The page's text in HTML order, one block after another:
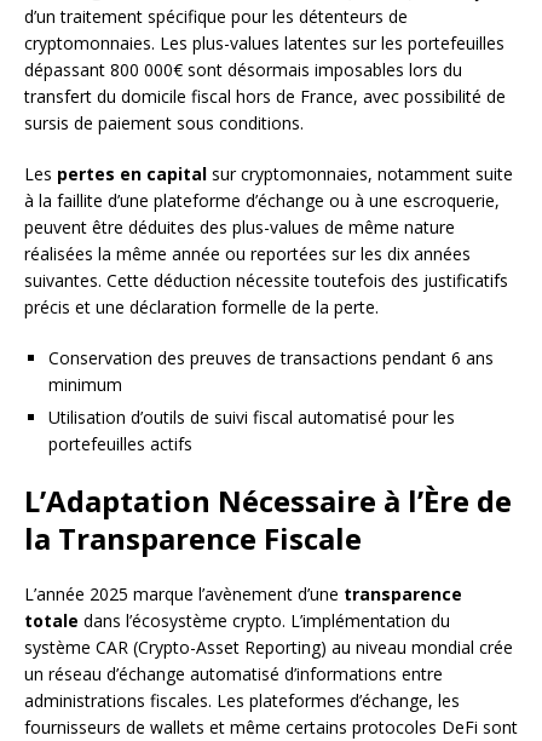
d’un traitement spécifique pour les détenteurs de
cryptomonnaies. Les plus-values latentes sur les portefeuilles
dépassant 800 000€ sont désormais imposables lors du
transfert du domicile fiscal hors de France, avec possibilité de
sursis de paiement sous conditions.
Les pertes en capital sur cryptomonnaies, notamment suite
à la faillite d’une plateforme d’échange ou à une escroquerie,
peuvent être déduites des plus-values de même nature
réalisées la même année ou reportées sur les dix années
suivantes. Cette déduction nécessite toutefois des justificatifs
précis et une déclaration formelle de la perte.
Conservation des preuves de transactions pendant 6 ans
minimum
Utilisation d’outils de suivi fiscal automatisé pour les
portefeuilles actifs
L’Adaptation Nécessaire à l’Ère de
la Transparence Fiscale
L’année 2025 marque l’avènement d’une transparence
totale dans l’écosystème crypto. L’implémentation du
système CAR (Crypto-Asset Reporting) au niveau mondial crée
un réseau d’échange automatisé d’informations entre
administrations fiscales. Les plateformes d’échange, les
fournisseurs de wallets et même certains protocoles DeFi sont